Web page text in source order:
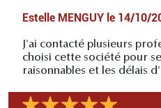
Estelle MENGUY le 14/10/
J'ai contacté plusieurs
choisi cette société pour
raisonnables et les délais